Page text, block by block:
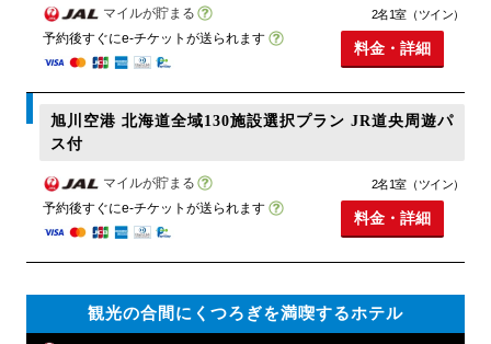
マイルが貯まる
予約後すぐにe-チケットが送られます
2名1室（ツイン）
料金・詳細
旭川空港 北海道全域130施設選択プラン JR道央周遊パ
ス付
マイルが貯まる
予約後すぐにe-チケットが送られます
2名1室（ツイン）
料金・詳細
観光の合間にくつろぎを満喫するホテル